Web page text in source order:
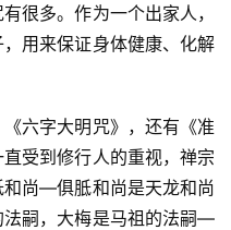
很多。作为一个出家人，
用来保证身体健康、化解
六字大明咒》，还有《准
受到修行人的重视，禅宗
尚—俱胝和尚是天龙和尚
法嗣，大梅是马祖的法嗣—